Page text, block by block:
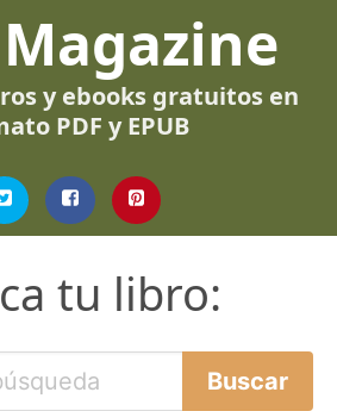
y ebooks gratuitos en
PDF y EPUB
tu libro: